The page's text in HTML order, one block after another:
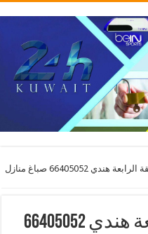
صباغ المنطقة الرابعة هندي 66405052 صباغ منازل
صباغ المنطقة الرابعة هندي 66405052